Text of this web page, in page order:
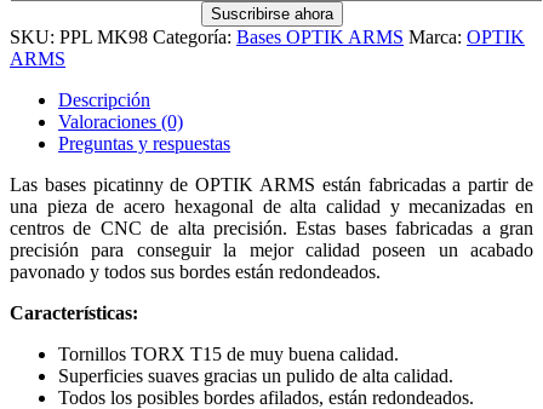
Suscribirse ahora
SKU: PPL MK98 Categoría: Bases OPTIK ARMS Marca: OPTIK
ARMS
Descripción
Valoraciones (0)
Preguntas y respuestas
Las bases picatinny de OPTIK ARMS están fabricadas a partir de
una pieza de acero hexagonal de alta calidad y mecanizadas en
centros de CNC de alta precisión. Estas bases fabricadas a gran
precisión para conseguir la mejor calidad poseen un acabado
pavonado y todos sus bordes están redondeados.
Características:
Tornillos TORX T15 de muy buena calidad.
Superficies suaves gracias un pulido de alta calidad.
Todos los posibles bordes afilados, están redondeados.